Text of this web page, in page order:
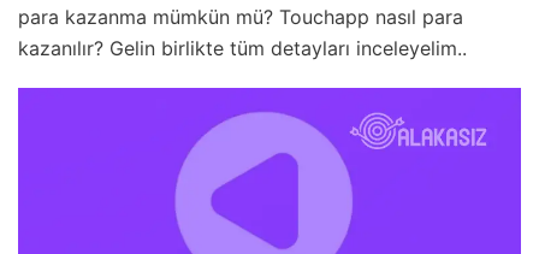
para kazanma mümkün mü? Touchapp nasıl para
kazanılır? Gelin birlikte tüm detayları inceleyelim..